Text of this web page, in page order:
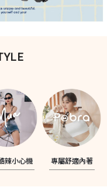
辣小心機 專屬舒適內著